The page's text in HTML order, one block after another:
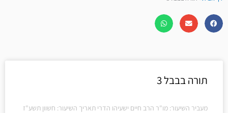
תורה בבבל 3
מעביר השיעור: מו"ר הרב חיים ישעיהו הדרי תאריך השיעור: חשוון תשע"ז